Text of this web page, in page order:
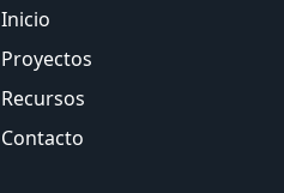
Inicio
Proyectos
Recursos
Contacto